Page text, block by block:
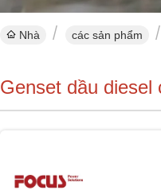
Nhà các sản phẩm
Genset dầu diesel